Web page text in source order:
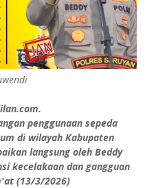
penggunaan sepeda
di wilayah Kabupaten
langsung oleh Beddy
kecelakaan dan gangguan
(13/3/2026)